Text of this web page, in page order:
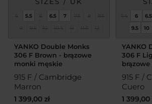
5 5.5 6 6.5 7 7.5 8
8.5
9
9.5 10 10.5 11 11.5 12
YANKO Double Monks
306 F Brown - brązowe
monki męskie
915 F / Cambridge
Marron
1 399,00 zł
5.5 6 6.5
9.5
10
YANKO
306 F
915 F /
Cuero
1 399,00